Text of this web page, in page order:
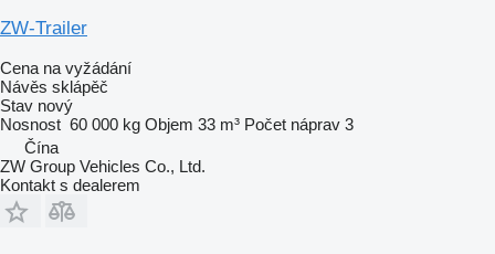
ZW-Trailer
Cena na vyžádání
Návěs sklápěč
Stav nový
Nosnost 60 000 kg Objem 33 m³ Počet náprav 3
Čína
ZW Group Vehicles Co., Ltd.
Kontakt s dealerem